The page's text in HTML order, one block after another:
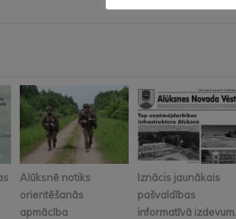
Alūksnē notiks
orientēšanās
apmācība
Iznācis jaunākais
pašvaldības
informatīvā izdevum...